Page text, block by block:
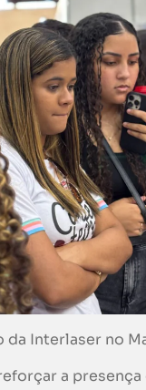
Interlaser no
a